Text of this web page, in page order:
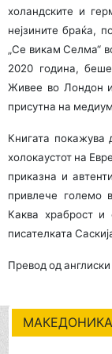
холандските и
нејзините браќа,
„Се викам Селма“
2020 година,
Живее во Лондон и
присутна на
Книгата
холокаустот на
приказна и
привлече големо
Каква храброст и
писателката
Превод од
МАКЕДОНИКА